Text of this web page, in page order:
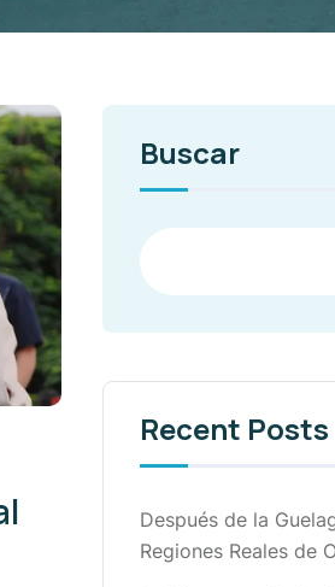
Buscar
Recent Posts
Después de la
Regiones Reales de